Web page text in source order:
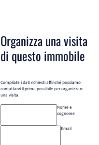
Organizza una visita
di questo immobile
Compilate i dati richiesti affinché possiamo
contattarvi il prima possibile per organizzare
una visita
Nome e
cognome
Email